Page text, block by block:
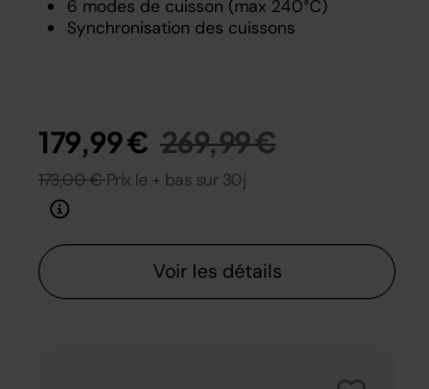
6 modes de cuisson (max 240°C)
Synchronisation des cuissons
179,99 € Prix réduit de
269,99 €au
173,00 €Prix le + bas sur 30j
Voir les détails